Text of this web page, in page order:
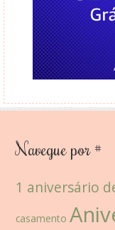
Navegue por #
1 aniversário
casamento